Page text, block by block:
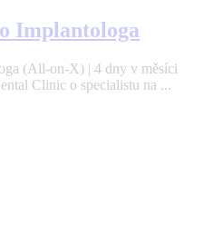
Implantologa
(All-on-X) | 4 dny v měsíci
Clinic o specialistu na ...